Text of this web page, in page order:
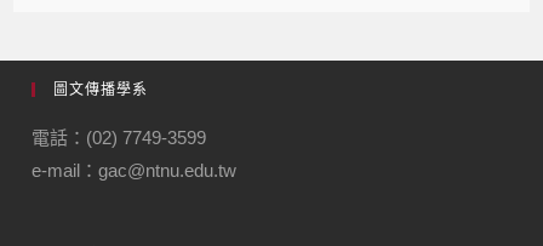
圖文傳播學系
電話：(02) 7749-3599
e-mail：gac@ntnu.edu.tw